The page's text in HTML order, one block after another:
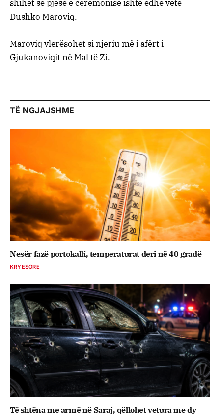
shihet se pjesë e ceremonisë ishte edhe vetë
Dushko Maroviq.
Maroviq vlerësohet si njeriu më i afërt i
Gjukanoviqit në Mal të Zi.
TË NGJAJSHME
Nesër fazë portokalli, temperaturat deri në 40 gradë
KRYESORE
Të shtëna me armë në Saraj, qëllohet vetura me dy